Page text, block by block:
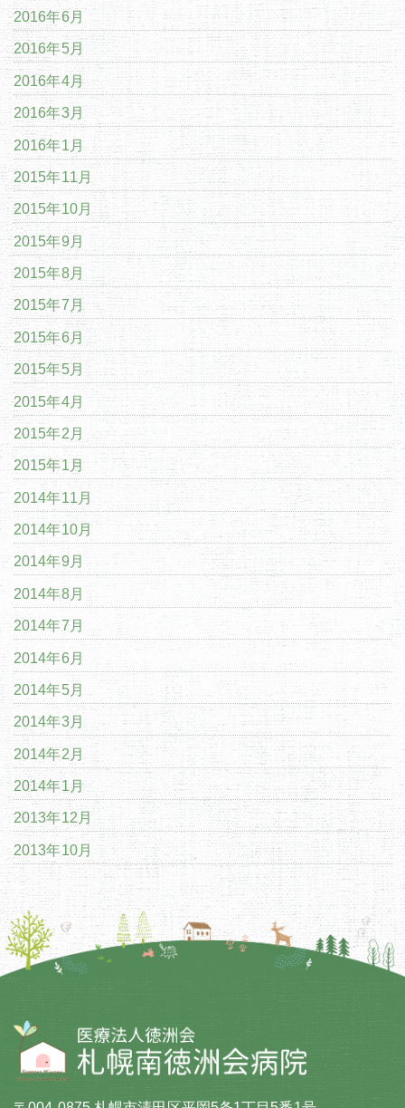
2016年6月
2016年5月
2016年4月
2016年3月
2016年1月
2015年11月
2015年10月
2015年9月
2015年8月
2015年7月
2015年6月
2015年5月
2015年4月
2015年2月
2015年1月
2014年11月
2014年10月
2014年9月
2014年8月
2014年7月
2014年6月
2014年5月
2014年3月
2014年2月
2014年1月
2013年12月
2013年10月